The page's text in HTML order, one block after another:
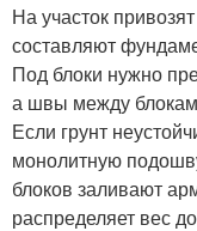
На участок
составляют
Под блоки нужно
а швы между
Если грунт
монолитную
блоков заливают
распределяет вес